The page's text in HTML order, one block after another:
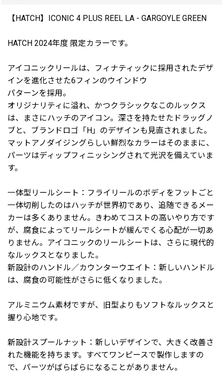
【HATCH】ICONIC 4 PLUS REEL LA - GARGOYLE GREEN
HATCH 2024年度 限定カラーです。
アイコニックリールは、フィナティックに採用されたデザ
インを進化させた6フィンのウインドウ
パターンを採用。
オリジナリティに溢れ、かつクラシックなこのルックス
は、まさにハッチのアイコン。深さを持たせたドラッグノ
ブと、ブランドロゴ「H」のデザインも見直されました。
マットアノダイジングらしい鮮烈なカラーはそのままに、
パーツはディップフィニッシングされて光沢を備えていま
す。
一体型リールシート：フライリールのボディをフットごと
一体切削したのはハッチが世界初であり、追随できるメー
カーは多くありません。きわめてコストの高いやり方です
が、腐食によってリールシートが緩んでくる心配が一切あ
りません。アイコニックのリールシートは、さらに現代的
なルックスとなりました。
新設計のハンドル／カウンターウエイト：新しいハンドル
は、腐食の可能性がさらに低くなりました。
アルミニウム素材ですが、旧型よりもソフトなルックスと
握り心地です。
新設計スプールナット：新しいデザインで、大きく改善さ
れた機能を持ちます。すべてワンピースで製作しますの
で、パーツがばらばらになることがありません。